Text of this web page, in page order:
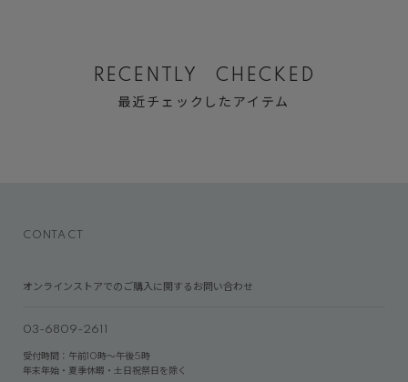
RECENTLY CHECKED
最近チェックしたアイテム
CONTACT
オンラインストアでのご購入に関するお問い合わせ
03-6809-2611
受付時間：午前10時～午後5時
年末年始・夏季休暇・土日祝祭日を除く